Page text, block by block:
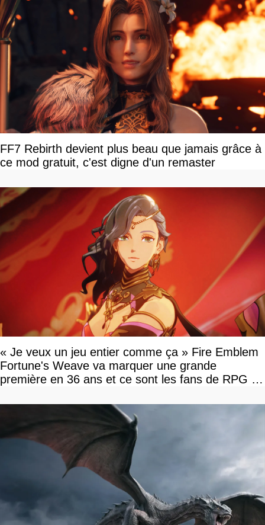
FF7 Rebirth devient plus beau que jamais grâce à
ce mod gratuit, c'est digne d'un remaster
« Je veux un jeu entier comme ça » Fire Emblem
Fortune's Weave va marquer une grande
première en 36 ans et ce sont les fans de RPG en